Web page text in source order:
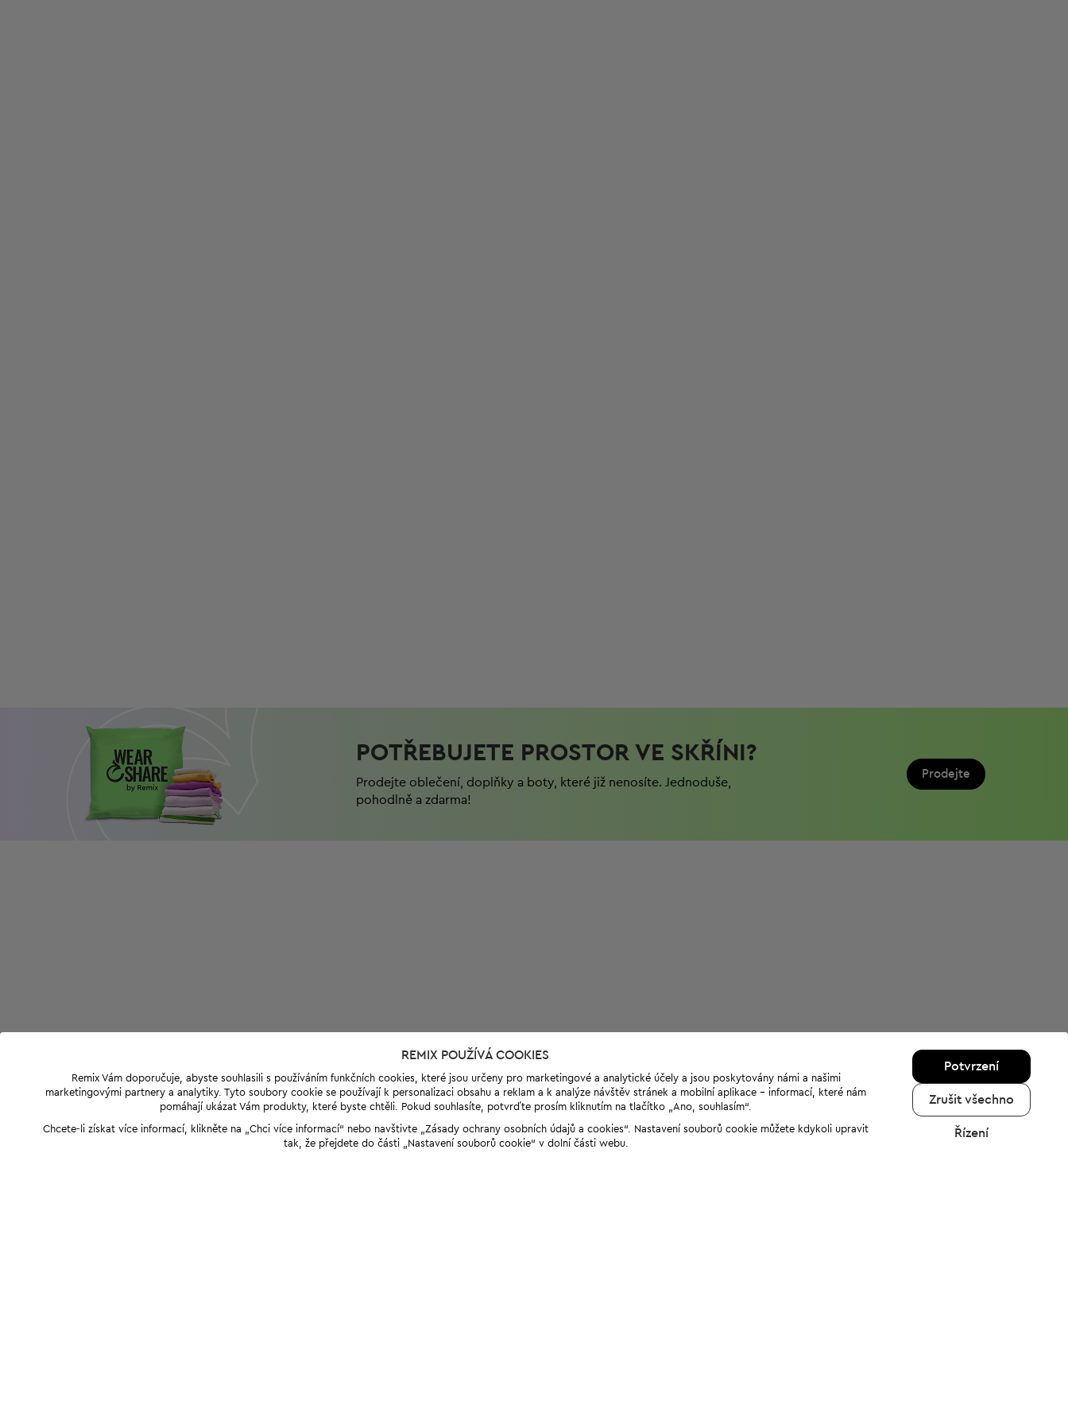
POTŘEBUJETE PROSTOR VE SKŘÍNI?
Prodejte oblečení, doplňky a boty, které již nenosíte. Jednoduše,
pohodlně a zdarma!
Prodejte
REMIX POUŽÍVÁ COOKIES
Remix Vám doporučuje, abyste souhlasili s používáním funkčních cookies, které jsou určeny pro marketingové a analytické účely a jsou poskytovány námi a našimi
marketingovými partnery a analytiky. Tyto soubory cookie se používají k personalizaci obsahu a reklam a k analýze návštěv stránek a mobilní aplikace - informací, které nám
pomáhají ukázat Vám produkty, které byste chtěli. Pokud souhlasíte, potvrďte prosím kliknutím na tlačítko „Ano, souhlasím“.
Chcete-li získat více informací, klikněte na „Chci více informací“ nebo navštivte „Zásady ochrany osobních údajů a cookies“. Nastavení souborů cookie můžete kdykoli upravit
tak, že přejdete do části „Nastavení souborů cookie“ v dolní části webu.
Potvrzení
Zrušit všechno
Řízení